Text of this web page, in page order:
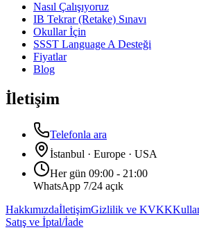
Nasıl Çalışıyoruz
IB Tekrar (Retake) Sınavı
Okullar İçin
SSST Language A Desteği
Fiyatlar
Blog
İletişim
Telefonla ara
İstanbul · Europe · USA
Her gün 09:00 - 21:00
WhatsApp 7/24 açık
HakkımızdaİletişimGizlilik ve KVKK
Satış ve İptal/İade